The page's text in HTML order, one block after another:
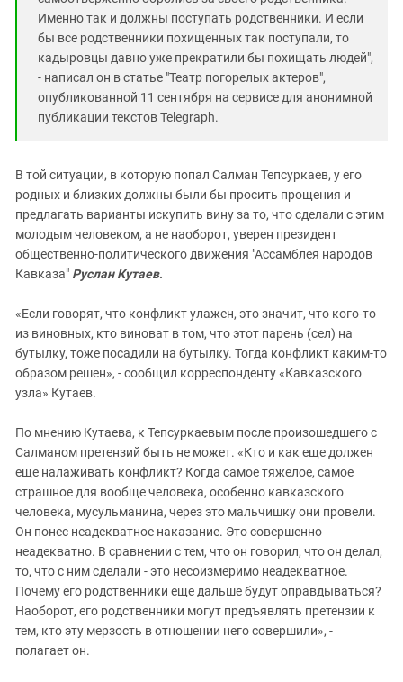
Именно так и должны поступать родственники. И если
бы все родственники похищенных так поступали, то
кадыровцы давно уже прекратили бы похищать людей",
- написал он в статье "Театр погорелых актеров",
опубликованной 11 сентября на сервисе для анонимной
публикации текстов Telegraph.
В той ситуации, в которую попал Салман Тепсуркаев, у его
родных и близких должны были бы просить прощения и
предлагать варианты искупить вину за то, что сделали с этим
молодым человеком, а не наоборот, уверен президент
общественно-политического движения "Ассамблея народов
Кавказа" Руслан Кутаев.
«Если говорят, что конфликт улажен, это значит, что кого-то
из виновных, кто виноват в том, что этот парень (сел) на
бутылку, тоже посадили на бутылку. Тогда конфликт каким-то
образом решен», - сообщил корреспонденту «Кавказского
узла» Кутаев.
По мнению Кутаева, к Тепсуркаевым после произошедшего с
Салманом претензий быть не может. «Кто и как еще должен
еще налаживать конфликт? Когда самое тяжелое, самое
страшное для вообще человека, особенно кавказского
человека, мусульманина, через это мальчишку они провели.
Он понес неадекватное наказание. Это совершенно
неадекватно. В сравнении с тем, что он говорил, что он делал,
то, что с ним сделали - это несоизмеримо неадекватное.
Почему его родственники еще дальше будут оправдываться?
Наоборот, его родственники могут предъявлять претензии к
тем, кто эту мерзость в отношении него совершили», -
полагает он.